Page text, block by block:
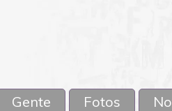
Gente Fotos